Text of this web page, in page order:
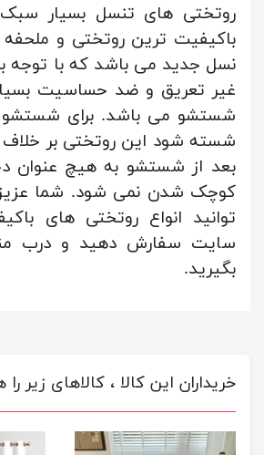
روتختی های تنسل بسیار
باکیفیت ترین روتختی و ملحفه
نسل جدید می باشد که با
غیر تعریق و ضد حساسیت
شستشو می باشد. برای شستشو
شسته شود این روتختی بر
بعد از شستشو به هیچ عنوان
کوچک شدن نمی شود. شما
توانید انواع روتختی های
سایت سفارش دهید و درب
بگیرید.
خریداران این کالا ، کالاهای زیر